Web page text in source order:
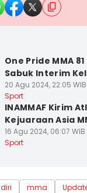
One Pride MMA
Sabuk Interim
20 Agu 2024, 22:05 WIB
Sport
INAMMAF Kirim
Kejuaraan Asia
16 Agu 2024, 06:07 WIB
Sport
mma